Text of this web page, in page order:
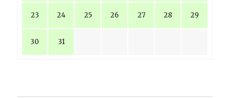
23 24 25 26 27 28 29
30 31